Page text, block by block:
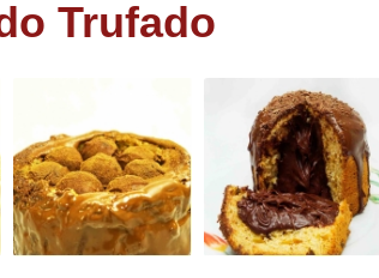
de
Bem
Charuto de
Trufado